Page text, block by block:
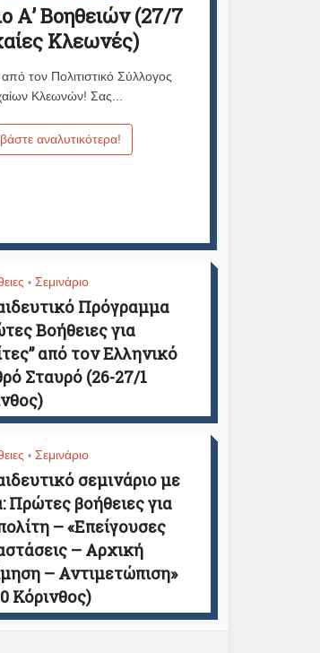
Α’ Βοηθειών (27/7
Κλεωνές)
τον Πολιτιστικό Σύλλογος
Κλεωνών! Σας...
αναλυτικότερα!
• Σεμινάριο
Πρόγραμμα
Βοήθειες για
από τον Ελληνικό
Σταυρό (26-27/1
• Σεμινάριο
σεμινάριο με
Πρώτες βοήθειες για
– «Επείγουσες
– Αρχική
– Αντιμετώπιση»
Κόρινθος)